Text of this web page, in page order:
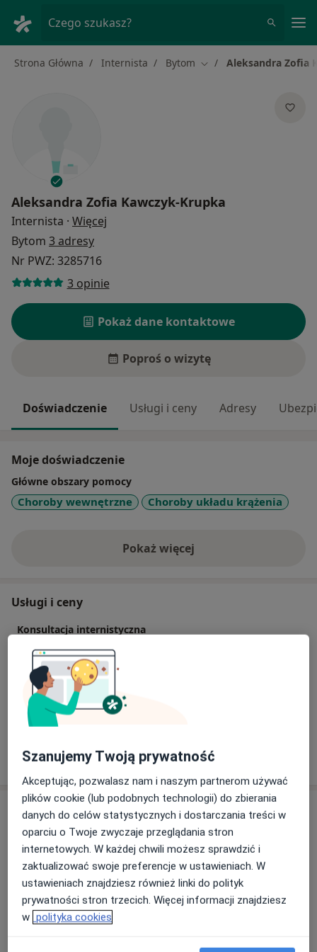
Czego szukasz?
Strona Główna Internista Bytom Zmień miasto
Aleksandra Zofia
Aleksandra Zofia Kawczyk-Krupka
Internista · Więcej
Bytom 3 adresy
Nr PWZ: 3285716
3 opinie
Pokaż dane kontaktowe
Poproś o wizytę
Doświadczenie Usługi i ceny Adresy
Moje doświadczenie
Główne obszary pomocy
Choroby wewnętrzne Choroby układu krążenia
Pokaż więcejo doświadczeniu
Usługi i ceny
Konsultacja internistyczna
Szczegóły
Konsultacja kardiologiczna
Szczegóły
W jaki sposób ustalane są ceny?
Adresy (3)
Adres 1 Adres 2 Adres 3
Szpital Specjalistyczny Nr 2 w Bytomiu
Stefana Batorego 15,
Szanujemy Twoją prywatność
Akceptując, pozwalasz nam i naszym partnerom używać
plików cookie (lub podobnych technologii) do zbierania
danych do celów statystycznych i dostarczania treści w
oparciu o Twoje zwyczaje przeglądania stron
internetowych. W każdej chwili możesz sprawdzić i
zaktualizować swoje preferencje w ustawieniach. W
ustawieniach znajdziesz również linki do polityk
prywatności stron trzecich. Więcej informacji znajdziesz
w polityka cookies